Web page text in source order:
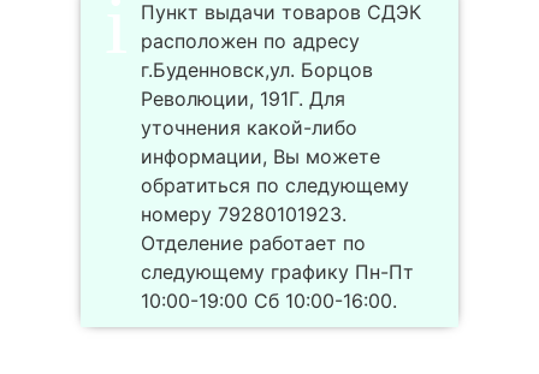
Пункт выдачи товаров СДЭК
расположен по адресу
г.Буденновск,ул. Борцов
Революции, 191Г. Для
уточнения какой-либо
информации, Вы можете
обратиться по следующему
номеру 79280101923.
Отделение работает по
следующему графику Пн-Пт
10:00-19:00 Сб 10:00-16:00.